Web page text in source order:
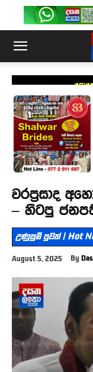
වරප්‍රසාද
– හිටපු
උණුසුම් පුවත් | Hot
August 5, 2025 By